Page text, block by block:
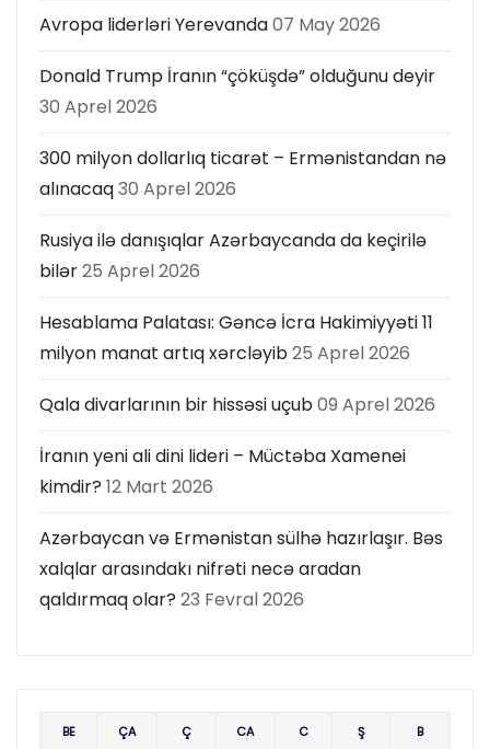
Avropa liderləri Yerevanda07 May 2026
Donald Trump İranın “çöküşdə” olduğunu deyir
30 Aprel 2026
300 milyon dollarlıq ticarət – Ermənistandan nə
alınacaq30 Aprel 2026
Rusiya ilə danışıqlar Azərbaycanda da keçirilə
bilər25 Aprel 2026
Hesablama Palatası: Gəncə İcra Hakimiyyəti 11
milyon manat artıq xərcləyib25 Aprel 2026
Qala divarlarının bir hissəsi uçub09 Aprel 2026
İranın yeni ali dini lideri – Müctəba Xamenei
kimdir? 12 Mart 2026
Azərbaycan və Ermənistan sülhə hazırlaşır. Bəs
xalqlar arasındakı nifrəti necə aradan
qaldırmaq olar? 23 Fevral 2026
BE ÇA Ç CA C Ş B